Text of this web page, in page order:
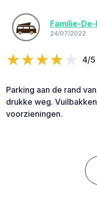
Familie-De-
24/07/2022
4/5
Parking aan de rand
drukke weg.
voorzieningen.